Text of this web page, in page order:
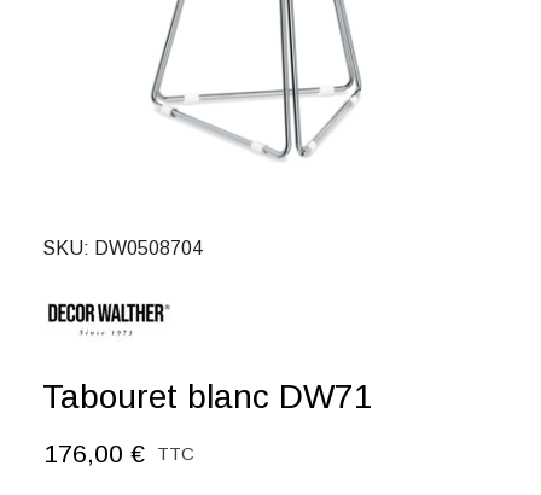
SKU DW0508704
Tabouret blanc DW71
176,00 € TTC